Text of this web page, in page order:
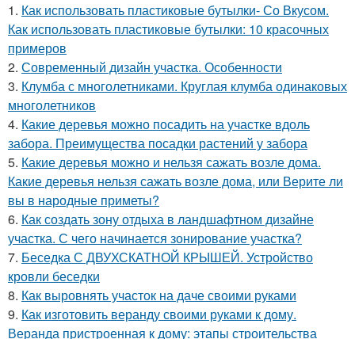
1. Как использовать пластиковые бутылки- Со Вкусом.
Как использовать пластиковые бутылки: 10 красочных
примеров
2. Современный дизайн участка. Особенности
3. Клумба с многолетниками. Круглая клумба одинаковых
многолетников
4. Какие деревья можно посадить на участке вдоль
забора. Преимущества посадки растений у забора
5. Какие деревья можно и нельзя сажать возле дома.
Какие деревья нельзя сажать возле дома, или Верите ли
вы в народные приметы?
6. Как создать зону отдыха в ландшафтном дизайне
участка. С чего начинается зонирование участка?
7. Беседка С ДВУХСКАТНОЙ КРЫШЕЙ. Устройство
кровли беседки
8. Как выровнять участок на даче своими руками
9. Как изготовить веранду своими руками к дому.
Веранда пристроенная к дому: этапы строительства